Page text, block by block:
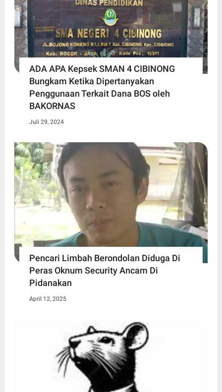
ADA APA Kepsek SMAN 4 CIBINONG
Bungkam Ketika Dipertanyakan
Penggunaan Terkait Dana BOS oleh
BAKORNAS
Juli 29, 2024
Pencari Limbah Berondolan Diduga Di
Peras Oknum Security Ancam Di
Pidanakan
April 12, 2025